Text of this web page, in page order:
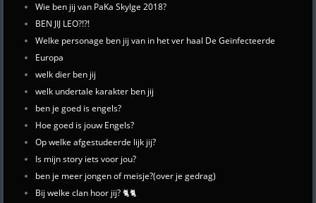
Wie ben jij van PaKa Skylge 2018?
BEN JIJ LEO?!?!
Welke personage ben jij van in het ver haal De Geïnfecteerde
Europa
welk dier ben jij
welk undertale karakter ben jij
ben je goed is engels?
Hoe goed is jouw Engels?
Op welke afgestudeerde lijk jij?
Is mijn story iets voor jou?
ben je meer jongen of meisje?(over je gedrag)
Bij welke clan hoor jij? 🐈🐈